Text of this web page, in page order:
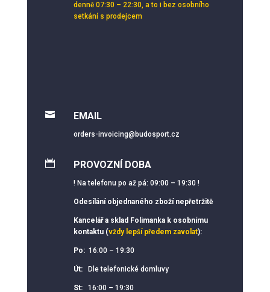
denně 07:30 – 22:30, a to i bez osobního
setkání s prodejcem
 EMAIL
orders-invoicing@budosport.cz
 PROVOZNÍ DOBA
! Na telefonu po až pá: 09:00 – 19:30 !
Odesílání objednaného zboží nepřetržitě
Kancelář a sklad Folimanka k osobnímu
kontaktu (vždy lepší předem zavolat):
Po: 16:00 – 19:30
Út:Dle telefonické domluvy
St: 16:00 – 19:30